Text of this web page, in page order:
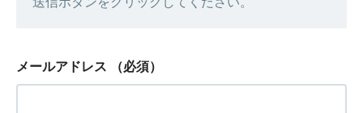
メールアドレス （必須）